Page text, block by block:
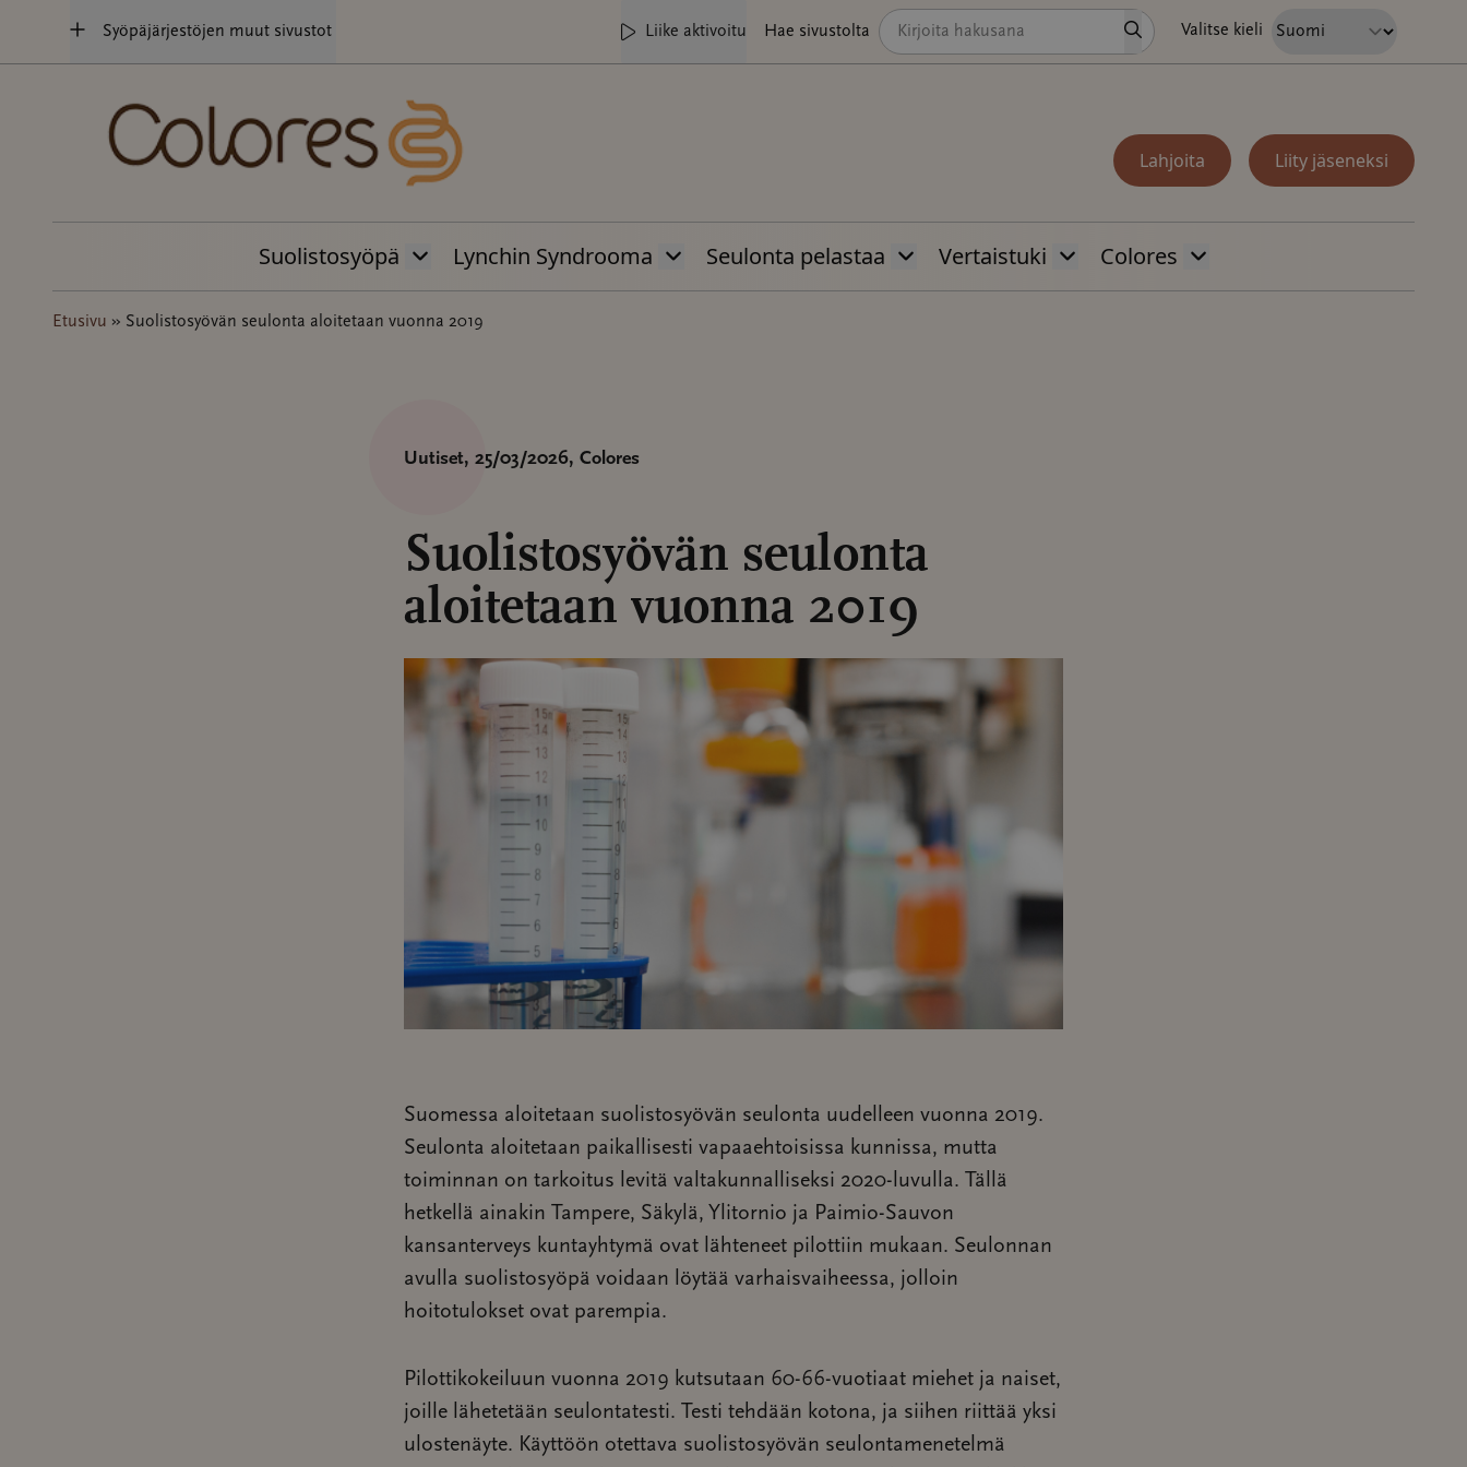
sisältöön
Syöpäjärjestöjen muut sivustot Liike aktivoitu Hae sivustolta Hae Valitse kieli
Lahjoita Liity jäseneksi
Suolistosyöpä Lynchin Syndrooma Seulonta pelastaa Vertaistuki Colores
Etusivu » Suolistosyövän seulonta aloitetaan vuonna 2019
Uutiset, 25/03/2026, Colores
Suolistosyövän seulonta
aloitetaan vuonna 2019
Suomessa aloitetaan suolistosyövän seulonta uudelleen vuonna 2019.
Seulonta aloitetaan paikallisesti vapaaehtoisissa kunnissa, mutta
toiminnan on tarkoitus levitä valtakunnalliseksi 2020-luvulla. Tällä
hetkellä ainakin Tampere, Säkylä, Ylitornio ja Paimio-Sauvon
kansanterveys kuntayhtymä ovat lähteneet pilottiin mukaan. Seulonnan
avulla suolistosyöpä voidaan löytää varhaisvaiheessa, jolloin
hoitotulokset ovat parempia.
Pilottikokeiluun vuonna 2019 kutsutaan 60-66-vuotiaat miehet ja naiset,
joille lähetetään seulontatesti. Testi tehdään kotona, ja siihen riittää yksi
ulostenäyte. Käyttöön otettava suolistosyövän seulontamenetelmä